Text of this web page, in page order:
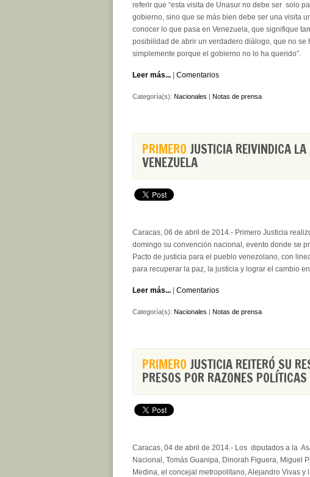
referir que “esta visita de Unasur no debe ser solo
gobierno, sino que se más bien debe ser una visita
conocer lo que pasa en Venezuela, que signifique
posibilidad de abrir un verdadero diálogo, que no se
simplemente porque el gobierno no lo ha querido”.
Leer más... Comentarios
Categoría(s): Nacionales | Notas de prensa
PRIMERO JUSTICIA REIVINDICA
VENEZUELA
Caracas, 06 de abril de 2014.- Primero Justicia
domingo su convención nacional, evento donde se
Pacto de justicia para el pueblo venezolano, con
para recuperar la paz, la justicia y lograr el cambio
Leer más... Comentarios
Categoría(s): Nacionales | Notas de prensa
PRIMERO JUSTICIA REITERÓ SU
PRESOS POR RAZONES POLÍTICAS
Caracas, 04 de abril de 2014.- Los diputados a la
Nacional, Tomás Guanipa, Dinorah Figuera, Miguel
Medina, el concejal metropolitano, Alejandro Vivas y